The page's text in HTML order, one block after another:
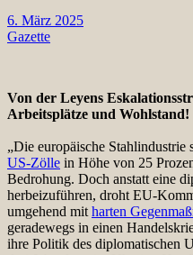
6. März 2025
Gazette
Von der Leyens
Arbeitsplätze und Wohlstand!
„Die europäische Stahlindustrie
US-Zölle in Höhe von 25
Bedrohung. Doch anstatt eine
herbeizuführen, droht EU-
umgehend mit harten
geradewegs in einen
ihre Politik des diplomatischen